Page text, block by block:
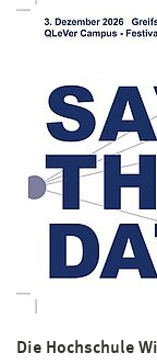
Die Hochschule